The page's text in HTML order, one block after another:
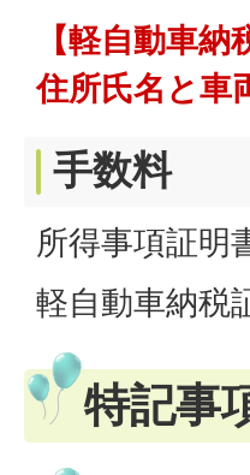
【軽自動車
住所氏名と車
手数料
所得事項証明
軽自動車納税
特記事